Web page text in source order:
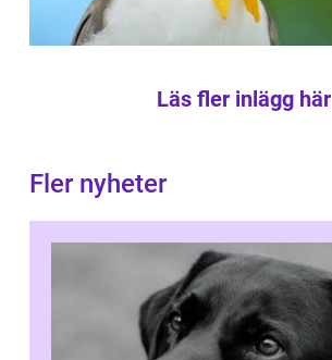
Läs fler inlägg här
Fler nyheter